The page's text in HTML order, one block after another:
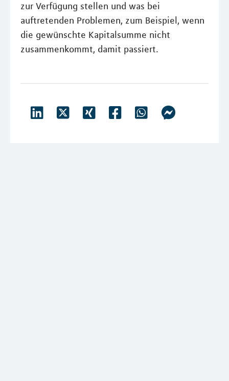
zur Verfügung stellen und was bei
auftretenden Problemen, zum Beispiel, wenn
die gewünschte Kapitalsumme nicht
zusammenkommt, damit passiert.